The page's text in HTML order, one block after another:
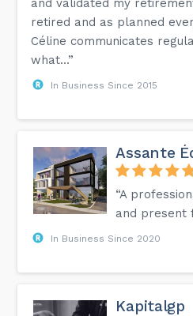
and validated my
retired and as planned
Céline communicates
what...”
In Business Since 2015
Assante
“A
and present
In Business Since 2020
Kapitalgp